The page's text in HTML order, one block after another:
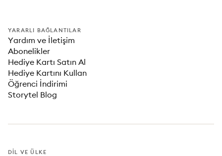
YARARLI BAĞLANTILAR
Yardım ve İletişim
Abonelikler
Hediye Kartı Satın Al
Hediye Kartını Kullan
Öğrenci İndirimi
Storytel Blog
DIL VE ÜLKE